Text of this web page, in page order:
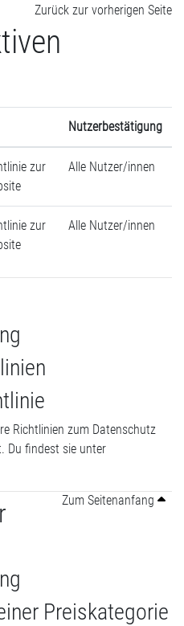
Zurück zur vorherigen Seite
Nutzerbestätigung
zur
Alle Nutzer/innen
zur
Alle Nutzer/innen
Richtlinien zum Datenschutz
Du findest sie unter
Zum Seitenanfang
Preiskategorie